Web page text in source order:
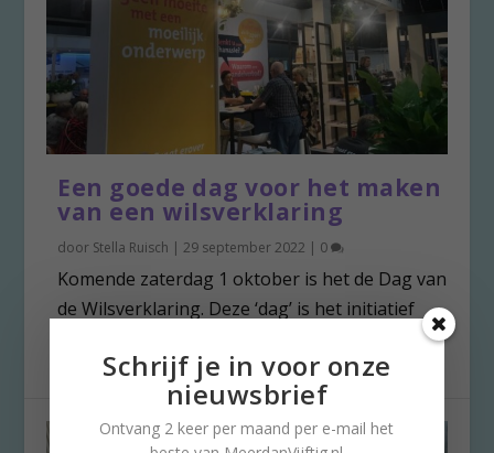
Een goede dag voor het maken
van een wilsverklaring
door Stella Ruisch |29 september 2022 | 0
Komende zaterdag 1 oktober is het de Dag van
de Wilsverklaring. Deze ‘dag’ is het initiatief
Schrijf je in voor onze
nieuwsbrief
Ontvang 2 keer per maand per e-mail het